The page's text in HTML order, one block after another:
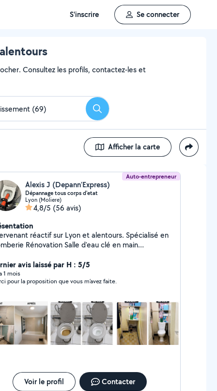
S'inscrire Se connecter
Consultez les profils, contactez-les et
Rechercher
Afficher la carte
Auto-entrepreneur
Alexis J (Depann’Express)
Dépannage tous corps d'etat
Lyon (Moliere)
4,8/5 (56 avis)
réactif sur Lyon et alentours. Spécialisé en
Salle d'eau clé en main
chauffe-eau Devis + déplacement gratuits
avis laissé par H : 5/5
1 mois
pour la proposition que vous m’avez faite.
Voir le profil Contacter